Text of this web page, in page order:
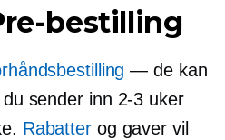
bestilling
— de kan
sender inn 2-3 uker
Rabatterog gaver vil